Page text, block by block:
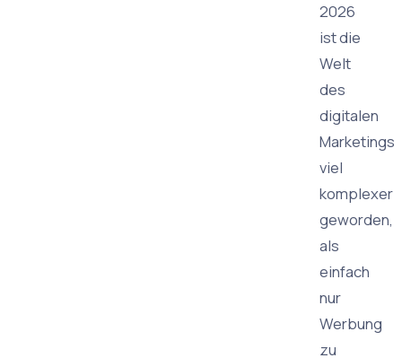
2026
ist die
Welt
des
digitalen
Marketings
viel
komplexer
geworden,
als
einfach
nur
Werbung
zu